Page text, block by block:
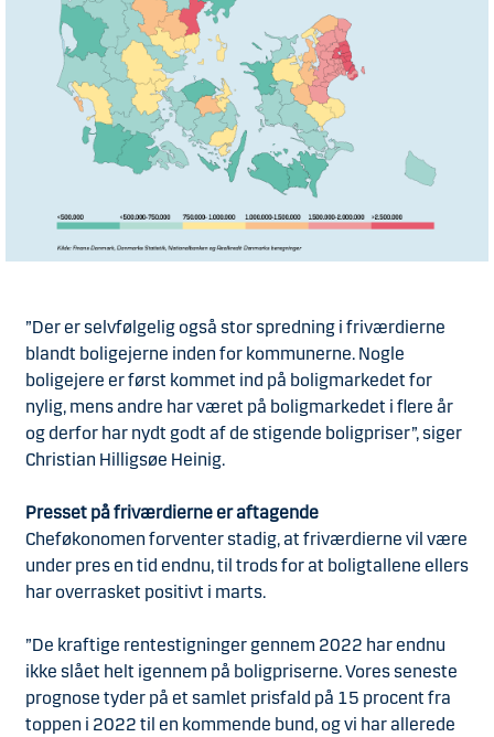
”Der er selvfølgelig også stor spredning i friværdierne
blandt boligejerne inden for kommunerne. Nogle
boligejere er først kommet ind på boligmarkedet for
nylig, mens andre har været på boligmarkedet i flere år
og derfor har nydt godt af de stigende boligpriser”, siger
Christian Hilligsøe Heinig.
Presset på friværdierne er aftagende
Cheføkonomen forventer stadig, at friværdierne vil være
under pres en tid endnu, til trods for at boligtallene ellers
har overrasket positivt i marts.
”De kraftige rentestigninger gennem 2022 har endnu
ikke slået helt igennem på boligpriserne. Vores seneste
prognose tyder på et samlet prisfald på 15 procent fra
toppen i 2022 til en kommende bund, og vi har allerede